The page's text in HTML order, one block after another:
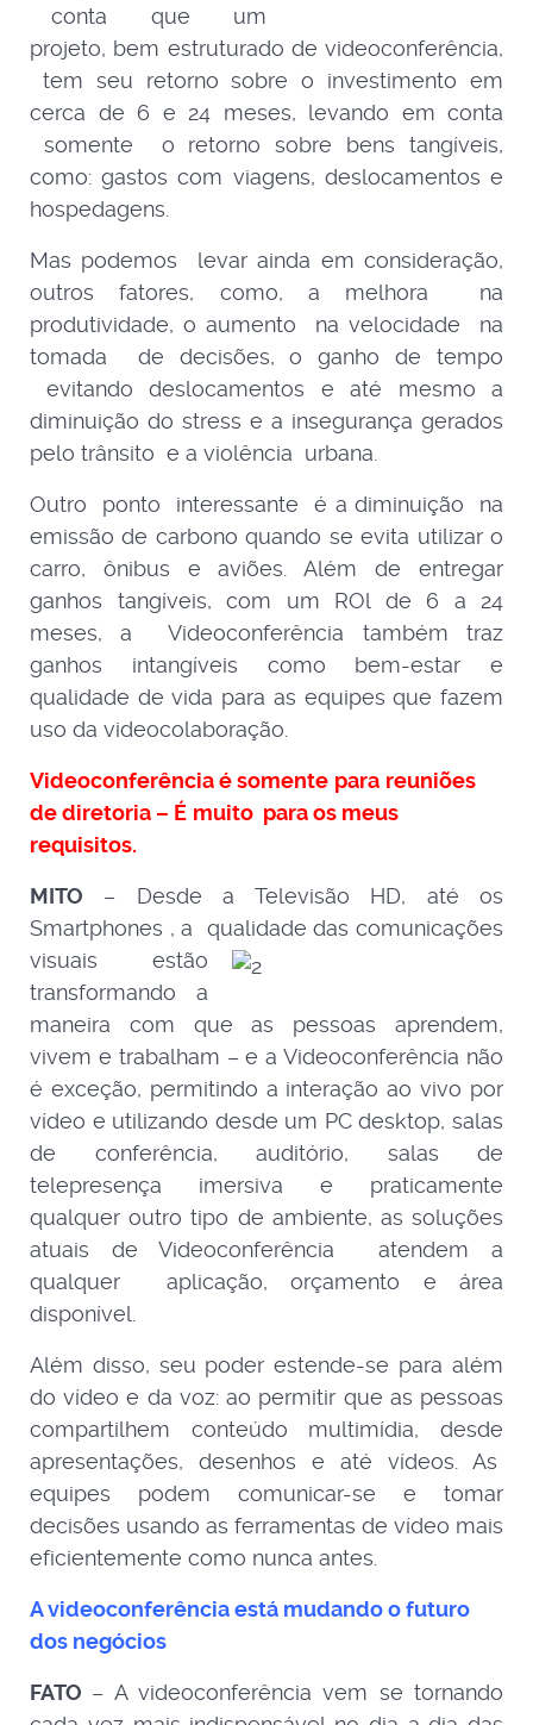
conta que um
projeto, bem estruturado de videoconferência,
tem seu retorno sobre o investimento em
cerca de 6 e 24 meses, levando em conta
somente o retorno sobre bens tangíveis,
como: gastos com viagens, deslocamentos e
hospedagens.
Mas podemos levar ainda em consideração,
outros fatores, como, a melhora na
produtividade, o aumento na velocidade na
tomada de decisões, o ganho de tempo
evitando deslocamentos e até mesmo a
diminuição do stress e a insegurança gerados
pelo trânsito e a violência urbana.
Outro ponto interessante é a diminuição na
emissão de carbono quando se evita utilizar o
carro, ônibus e aviões. Além de entregar
ganhos tangíveis, com um ROl de 6 a 24
meses, a Videoconferência também traz
ganhos intangíveis como bem-estar e
qualidade de vida para as equipes que fazem
uso da videocolaboração.
Videoconferênciaésomente para reuniões
de diretoria – É muito paraos meus
requisitos.
MITO – Desde a Televisão HD, até os
Smartphones , a qualidade das comunicações
visuais estão
transformando a
maneira com que as pessoas aprendem,
vivem e trabalham – e a Videoconferência não
é exceção, permitindo a interação ao vivo por
vídeo e utilizando desde um PC desktop, salas
de conferência, auditório, salas de
telepresença imersiva e praticamente
qualquer outro tipo de ambiente, as soluções
atuais de Videoconferência atendem a
qualquer aplicação, orçamento e área
disponível.
Além disso, seu poder estende-se para além
do vídeo e da voz: ao permitir que as pessoas
compartilhem conteúdo multimídia, desde
apresentações, desenhos e até vídeos. As
equipes podem comunicar-se e tomar
decisões usando as ferramentas de vídeo mais
eficientemente como nunca antes.
A videoconferência está mudando o futuro
dos negócios
FATO – A videoconferência vem se tornando